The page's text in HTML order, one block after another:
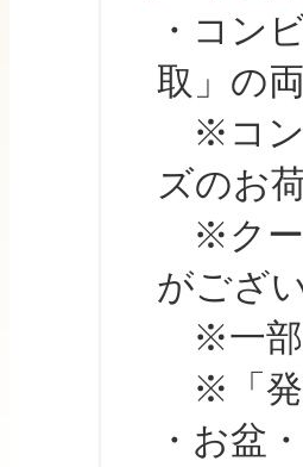
・コンビ
取」の
※コンビ
ズのお
※クール
がござ
※一部、
※「発送
・お盆・